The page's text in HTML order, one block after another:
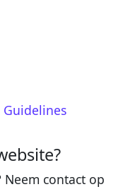
contact op